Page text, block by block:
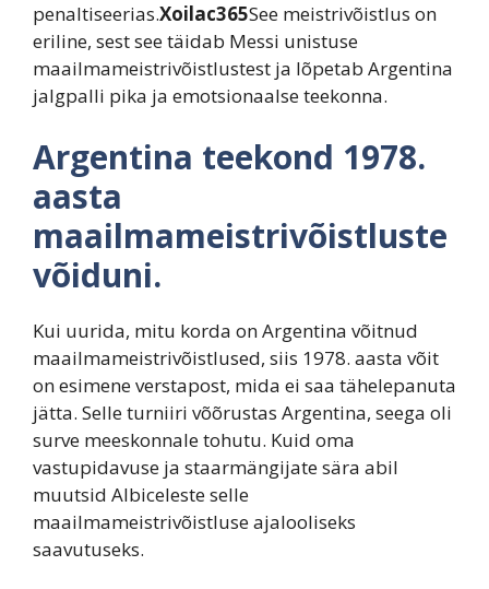
penaltiseerias.Xoilac365See meistrivõistlus on
eriline, sest see täidab Messi unistuse
maailmameistrivõistlustest ja lõpetab Argentina
jalgpalli pika ja emotsionaalse teekonna.
Argentina teekond 1978.
aasta
maailmameistrivõistluste
võiduni.
Kui uurida, mitu korda on Argentina võitnud
maailmameistrivõistlused, siis 1978. aasta võit
on esimene verstapost, mida ei saa tähelepanuta
jätta. Selle turniiri võõrustas Argentina, seega oli
surve meeskonnale tohutu. Kuid oma
vastupidavuse ja staarmängijate sära abil
muutsid Albiceleste selle
maailmameistrivõistluse ajalooliseks
saavutuseks.